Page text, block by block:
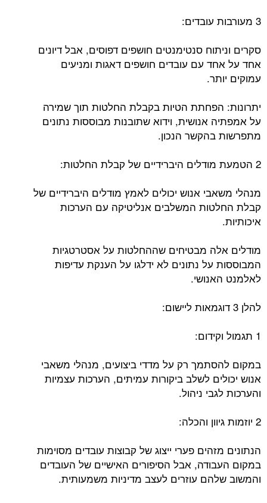
3 מעורבות עובדים:
סקרים וניתוח סנטימנטים חושפים דפוסים, אבל דיונים
אחד על אחד עם עובדים חושפים דאגות ומניעים
עמוקים יותר.
יתרונות: הפחתת הטיות בקבלת החלטות תוך שמירה
על אמפתיה אנושית, וידוא שתובנות מבוססות נתונים
מתפרשות בהקשר הנכון.
2 הטמעת מודלים היברידיים של קבלת החלטות:
מנהלי משאבי אנוש יכולים לאמץ מודלים היברידיים של
קבלת החלטות המשלבים אנליטיקה עם הערכות
איכותיות.
מודלים אלה מבטיחים שההחלטות על אסטרטגיות
המבוססות על נתונים לא ידלגו על הענקת עדיפות
לאלמנט האנושי.
להלן 3 דוגמאות ליישום:
1 תגמול וקידום:
במקום להסתמך רק על מדדי ביצועים, מנהלי משאבי
אנוש יכולים לשלב ביקורות עמיתים, הערכות עצמיות
והערכות לגבי ניהול.
2 יוזמות גיוון והכלה:
הנתונים מזהים פערי ייצוג של קבוצות עובדים מסוימות
במקום העבודה, אבל הסיפורים האישיים של העובדים
והמשוב שלהם עוזרים לעצב מדיניות משמעותית.